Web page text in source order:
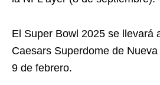
El Super Bowl 2025 se llevará
Caesars Superdome de
9 de febrero.